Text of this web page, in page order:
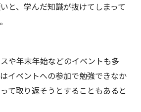
と、学んだ知識が抜けてしまって
や年末年始などのイベントも多
イベントへの参加で勉強できなか
て取り返そうとすることもあると